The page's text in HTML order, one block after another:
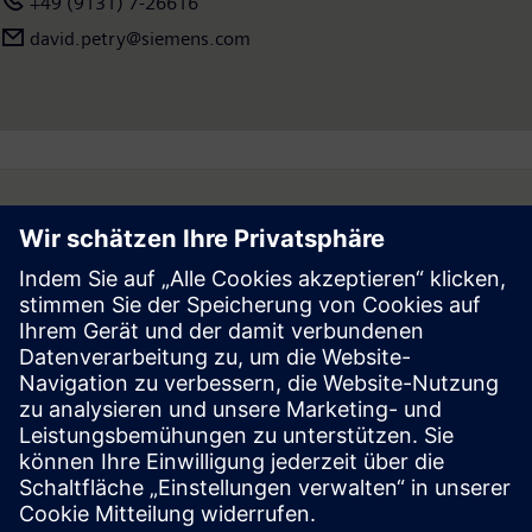
david.petry@siemens.com
Follow
Press | Company | Siemens
© Siemens 1996 – 2026
Corporate Information
Privacy Notice